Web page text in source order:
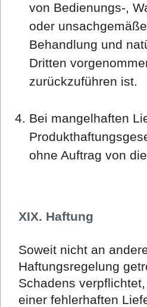
von Bedienungs-,
oder
Behandlung und
Dritten
zurückzuführen ist.
Bei mangelhaften
ohne Auftrag von
XIX. Haftung
Soweit nicht an
Haftungsregelung
Schadens
einer fehlerhaften